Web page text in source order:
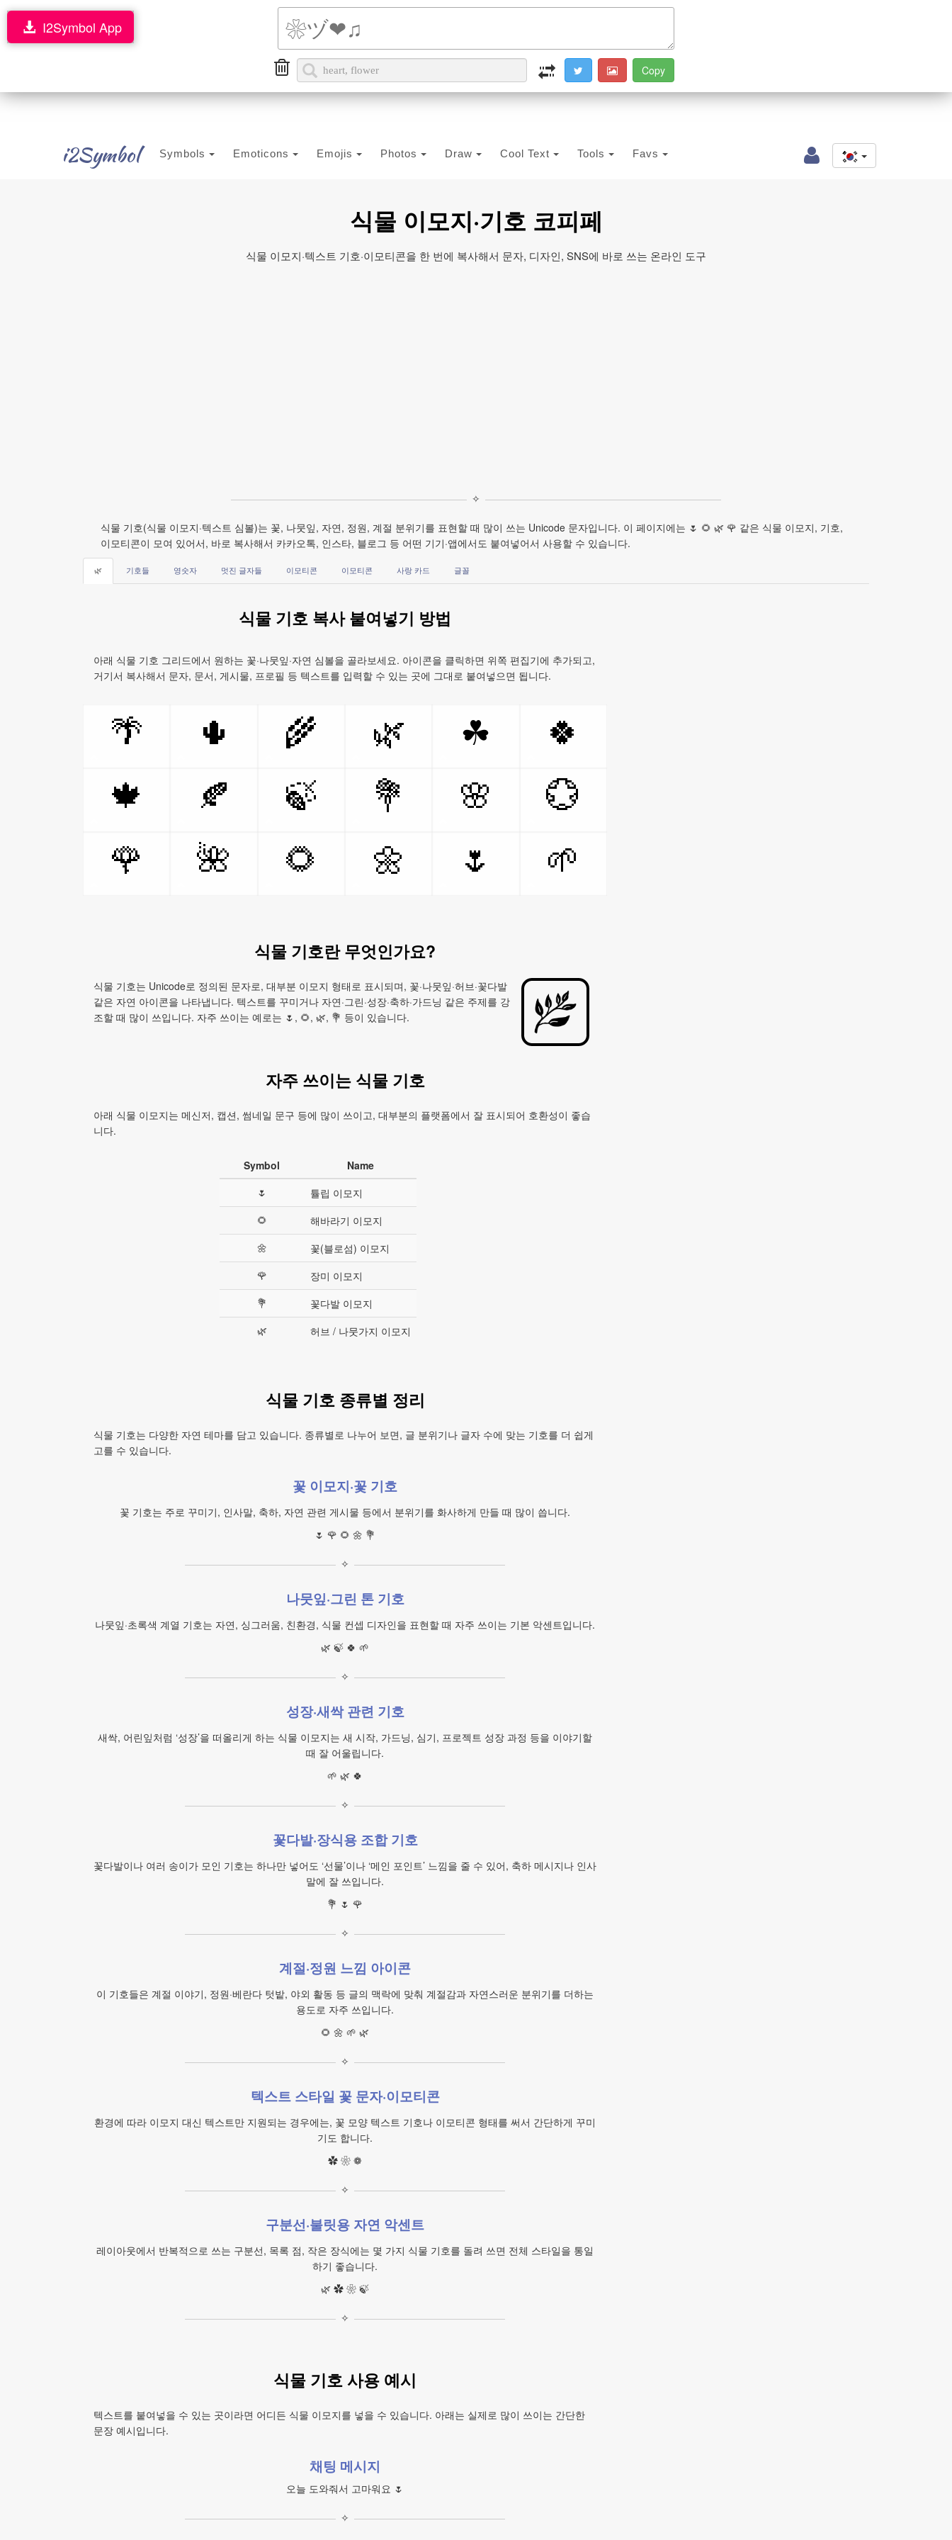
i2Symbol Symbols Emoticons Emojis Photos Draw Cool Text Tools Favs
I2Symbol App
식물 이모지·기호 코피페
식물 이모지·텍스트 기호·이모티콘을 한 번에 복사해서 문자, 디자인, SNS에 바로 쓰는 온라인 도구
✧
식물 기호(식물 이모지·텍스트 심볼)는 꽃, 나뭇잎, 자연, 정원, 계절 분위기를 표현할 때 많이 쓰는 Unicode 문자입니다. 이 페이지에는 🌷 🌻 🌿 🌹 같은 식물 이모지, 기호,
이모티콘이 모여 있어서, 바로 복사해서 카카오톡, 인스타, 블로그 등 어떤 기기·앱에서도 붙여넣어서 사용할 수 있습니다.
🌿 기호들 영숫자 멋진 글자들 이모티콘 이모티콘 사랑 카드 글꼴
식물 기호 복사 붙여넣기 방법
아래 식물 기호 그리드에서 원하는 꽃·나뭇잎·자연 심볼을 골라보세요. 아이콘을 클릭하면 위쪽 편집기에 추가되고,
거기서 복사해서 문자, 문서, 게시물, 프로필 등 텍스트를 입력할 수 있는 곳에 그대로 붙여넣으면 됩니다.
🌴 🌵 🌾 🌿 ☘
🍀
🍁
🍂 🍃 💐 🌸
💮
🌹
🌺 🌻 🌼 🌷 🌱
식물 기호란 무엇인가요?
식물 기호는 Unicode로 정의된 문자로, 대부분 이모지 형태로 표시되며, 꽃·나뭇잎·허브·꽃다발
같은 자연 아이콘을 나타냅니다. 텍스트를 꾸미거나 자연·그린·성장·축하·가드닝 같은 주제를 강
조할 때 많이 쓰입니다. 자주 쓰이는 예로는 🌷, 🌻, 🌿, 💐 등이 있습니다.
자주 쓰이는 식물 기호
아래 식물 이모지는 메신저, 캡션, 썸네일 문구 등에 많이 쓰이고, 대부분의 플랫폼에서 잘 표시되어 호환성이 좋습
니다.
Symbol
Name
🌷
튤립 이모지
🌻
해바라기 이모지
🌼
꽃(블로섬) 이모지
🌹
장미 이모지
💐
꽃다발 이모지
🌿
허브 / 나뭇가지 이모지
식물 기호 종류별 정리
식물 기호는 다양한 자연 테마를 담고 있습니다. 종류별로 나누어 보면, 글 분위기나 글자 수에 맞는 기호를 더 쉽게
고를 수 있습니다.
꽃 이모지·꽃 기호
꽃 기호는 주로 꾸미기, 인사말, 축하, 자연 관련 게시물 등에서 분위기를 화사하게 만들 때 많이 씁니다.
🌷 🌹 🌻 🌼 💐
✧
나뭇잎·그린 톤 기호
나뭇잎·초록색 계열 기호는 자연, 싱그러움, 친환경, 식물 컨셉 디자인을 표현할 때 자주 쓰이는 기본 악센트입니다.
🌿 🍃 🍀 🌱
✧
성장·새싹 관련 기호
새싹, 어린잎처럼 ‘성장’을 떠올리게 하는 식물 이모지는 새 시작, 가드닝, 심기, 프로젝트 성장 과정 등을 이야기할
때 잘 어울립니다.
🌱 🌿 🍀
✧
꽃다발·장식용 조합 기호
꽃다발이나 여러 송이가 모인 기호는 하나만 넣어도 ‘선물’이나 ‘메인 포인트’ 느낌을 줄 수 있어, 축하 메시지나 인사
말에 잘 쓰입니다.
💐 🌷 🌹
✧
계절·정원 느낌 아이콘
이 기호들은 계절 이야기, 정원·베란다 텃밭, 야외 활동 등 글의 맥락에 맞춰 계절감과 자연스러운 분위기를 더하는
용도로 자주 쓰입니다.
🌻 🌼 🌱 🌿
✧
텍스트 스타일 꽃 문자·이모티콘
환경에 따라 이모지 대신 텍스트만 지원되는 경우에는, 꽃 모양 텍스트 기호나 이모티콘 형태를 써서 간단하게 꾸미
기도 합니다.
✿ ❀ ❁
✧
구분선·불릿용 자연 악센트
레이아웃에서 반복적으로 쓰는 구분선, 목록 점, 작은 장식에는 몇 가지 식물 기호를 돌려 쓰면 전체 스타일을 통일
하기 좋습니다.
🌿 ✿ ❀ 🍃
✧
식물 기호 사용 예시
텍스트를 붙여넣을 수 있는 곳이라면 어디든 식물 이모지를 넣을 수 있습니다. 아래는 실제로 많이 쓰이는 간단한
문장 예시입니다.
채팅 메시지
오늘 도와줘서 고마워요 🌷
✧